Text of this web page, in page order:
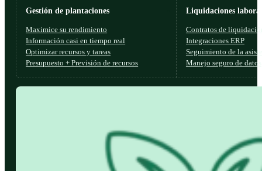
Gestión de plantaciones
Maximice su rendimiento
Información casi en tiempo real
Optimizar recursos y tareas
Presupuesto + Previsión de recursos
Liquidaciones
Contratos de
Integraciones ERP
Seguimiento de la
Manejo seguro de datos